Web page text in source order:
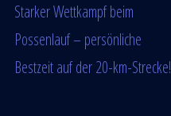
Starker Wettkampf beim
Possenlauf – persönliche
Bestzeit auf der 20-km-Strecke!